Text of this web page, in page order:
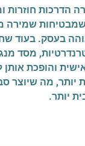
הדרכות חוזרות
שמבטיחות
בעסק. בעוד
מסד
והופכת אותן
יותר, מה שיוצר
יותר.